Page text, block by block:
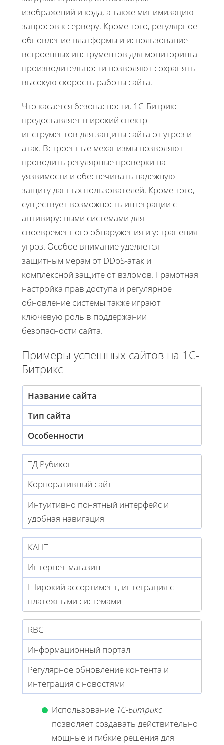
изображений и кода, а также минимизацию
запросов к серверу. Кроме того, регулярное
обновление платформы и использование
встроенных инструментов для мониторинга
производительности позволяют сохранять
высокую скорость работы сайта.
Что касается безопасности, 1С-Битрикс
предоставляет широкий спектр
инструментов для защиты сайта от угроз и
атак. Встроенные механизмы позволяют
проводить регулярные проверки на
уязвимости и обеспечивать надёжную
защиту данных пользователей. Кроме того,
существует возможность интеграции с
антивирусными системами для
своевременного обнаружения и устранения
угроз. Особое внимание уделяется
защитным мерам от DDoS-атак и
комплексной защите от взломов. Грамотная
настройка прав доступа и регулярное
обновление системы также играют
ключевую роль в поддержании
безопасности сайта.
Примеры успешных сайтов на 1С-
Битрикс
Название сайта
Тип сайта
Особенности
ТД Рубикон
Корпоративный сайт
Интуитивно понятный интерфейс и
удобная навигация
КАНТ
Интернет-магазин
Широкий ассортимент, интеграция с
платёжными системами
RBC
Информационный портал
Регулярное обновление контента и
интеграция с новостями
Использование 1С-Битрикс
позволяет создавать действительно
мощные и гибкие решения для